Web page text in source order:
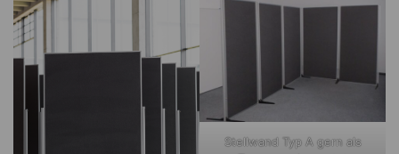
Stellwand Typ A gern als